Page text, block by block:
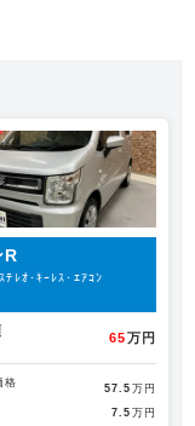
R
ﾚｵ･ｷｰﾚｽ･ｴｱｺﾝ
65万円
格 57.5 万円
7.5 万円